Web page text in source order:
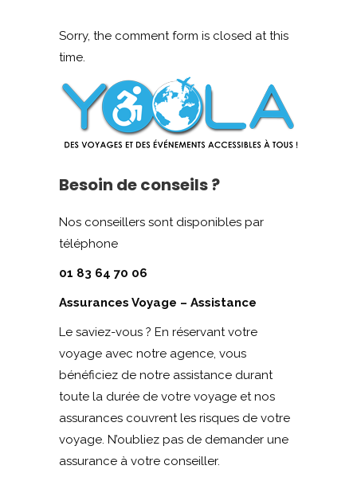
Sorry, the comment form is closed at this
time.
Besoin de conseils ?
Nos conseillers sont disponibles par
téléphone
01 83 64 70 06
Assurances Voyage – Assistance
Le saviez-vous ? En réservant votre
voyage avec notre agence, vous
bénéficiez de notre assistance durant
toute la durée de votre voyage et nos
assurances couvrent les risques de votre
voyage. N’oubliez pas de demander une
assurance à votre conseiller.